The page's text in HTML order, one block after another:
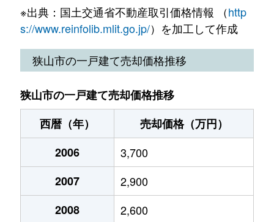
大字下広瀬
6,900万円 入間市
徒歩
新狭山
14,000万円 新狭山
新狭山
12,000万円 新狭山
新狭山
7,000万円 新狭山
新狭山
4,500万円 新狭山
新狭山
2,600万円
3,700万円
3,200万円
※出典：国土交通省不動産取引価格情報 （http
s://www.reinfolib.mlit.go.jp/）を加工して作成
狭山市の一戸建て売却価格推移
狭山市の一戸建て売却価格推移
西暦（年）
売却価格（万円）
2006
3,700
2007
2,900
2008
2,600